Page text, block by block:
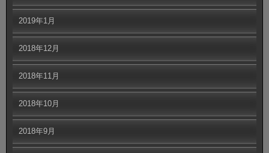
2019年1月
2018年12月
2018年11月
2018年10月
2018年9月